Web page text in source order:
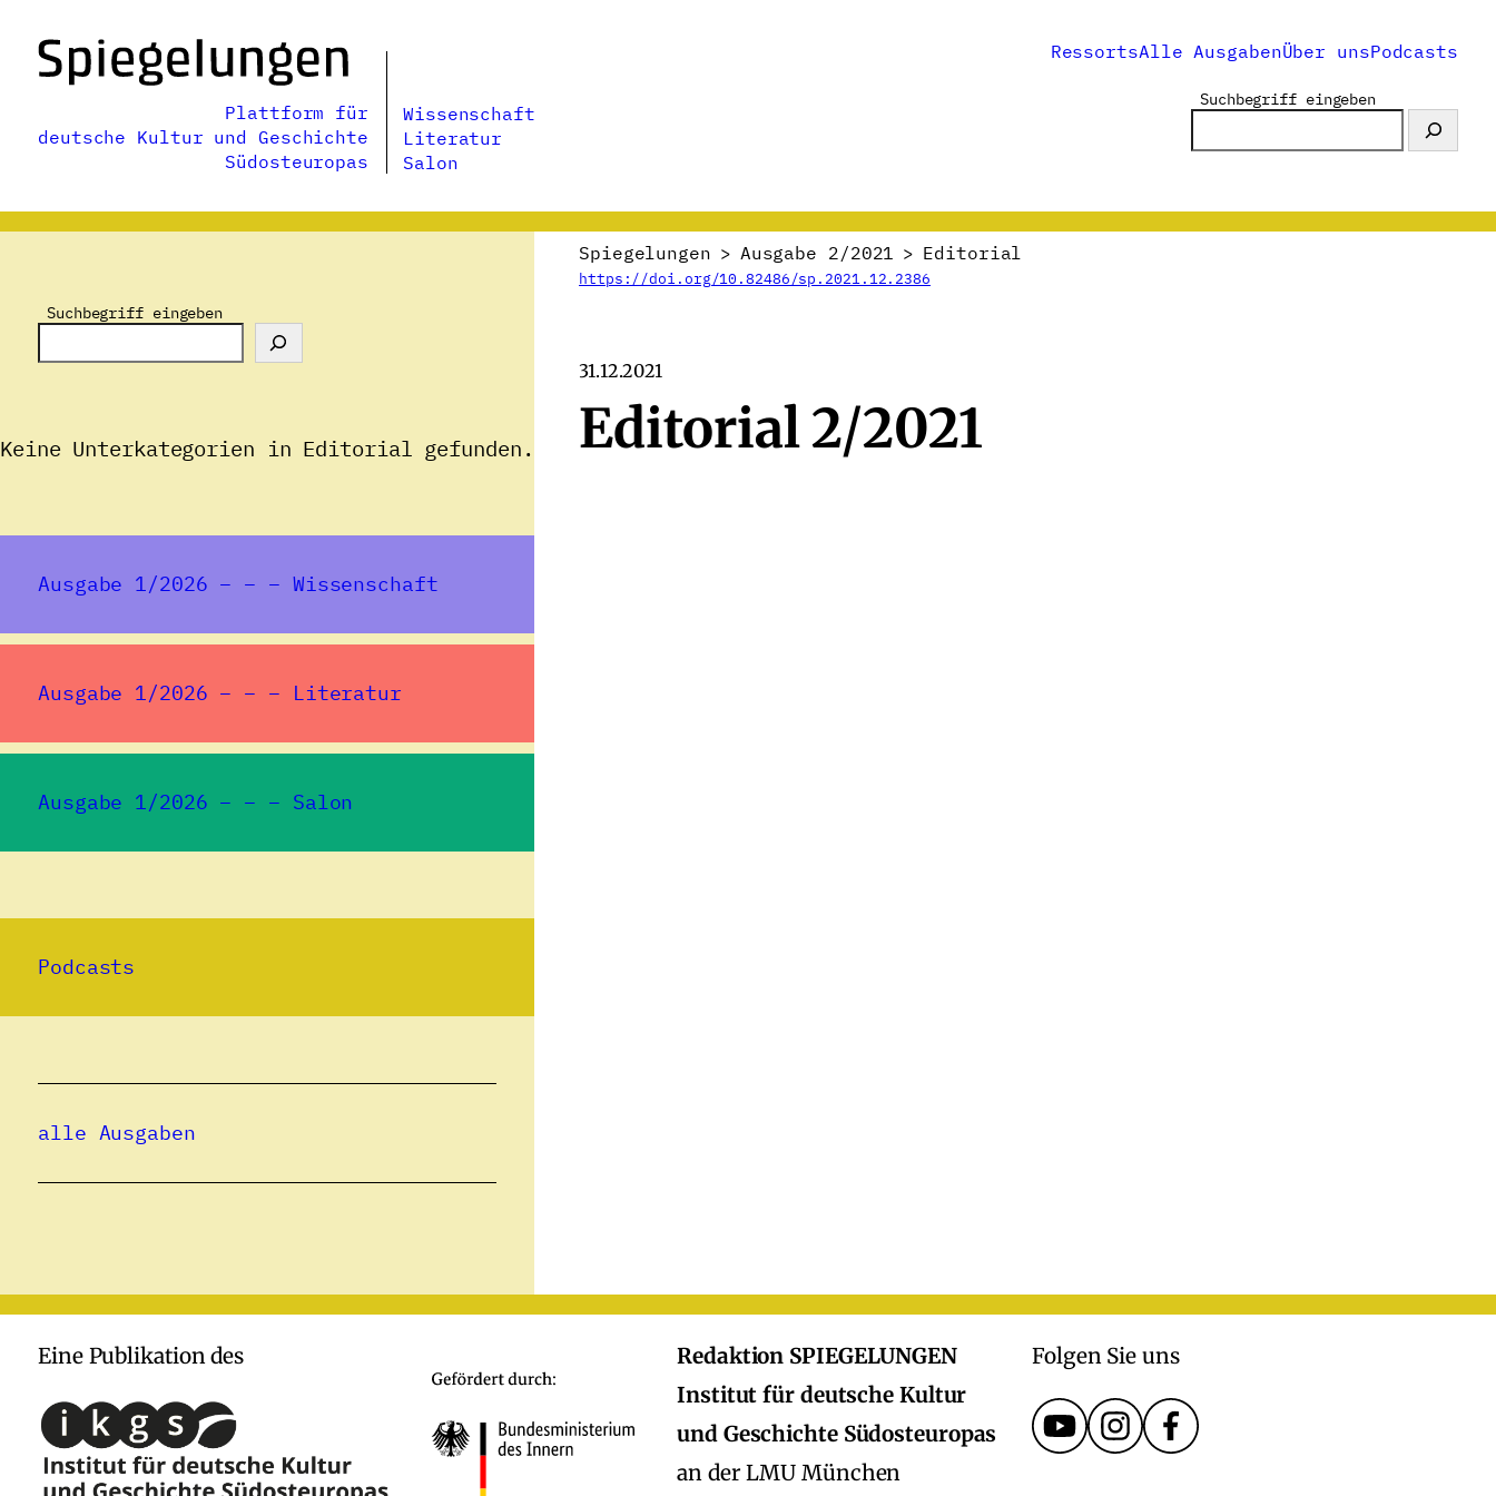
Inhalt
springen
Plattform für
deutsche Kultur und Geschichte
Südosteuropas
Wissenschaft
Literatur
Salon
RessortsAlle AusgabenÜber unsPodcasts
Suchbegriff eingeben
Suchbegriff eingeben
Keine Unterkategorien in Editorial gefunden.
Ausgabe 1/2026 – – – Wissenschaft
Ausgabe 1/2026 – – – Literatur
Ausgabe 1/2026 – – – Salon
Podcasts
alle Ausgaben
Spiegelungen > Ausgabe 2/2021 > Editorial
https://doi.org/10.82486/sp.2021.12.2386
31.12.2021
Editorial 2/2021
Eine Publikation des
Redaktion SPIEGELUNGEN
Institut für deutsche Kultur
und Geschichte Südosteuropas
an der LMU München
Folgen Sie uns